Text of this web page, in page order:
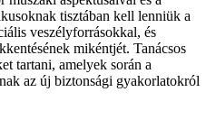
tisztában kell lenniük a
veszélyforrásokkal, és
mikéntjét. Tanácsos
tartani, amelyek során a
az új biztonsági gyakorlatokról